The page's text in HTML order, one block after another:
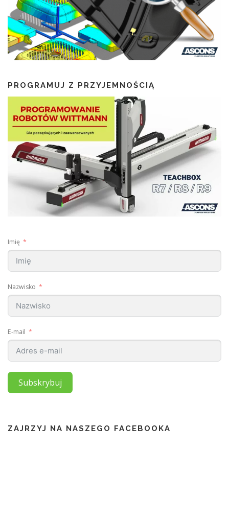
PROGRAMUJ Z PRZYJEMNOŚCIĄ
Imię
Nazwisko
E-mail
Subskrybuj
ZAJRZYJ NA NASZEGO FACEBOOKA